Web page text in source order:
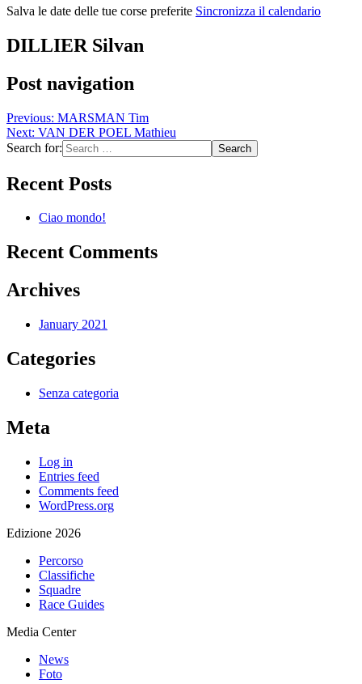
Salva le date delle tue corse preferite Sincronizza il calendario
DILLIER Silvan
Post navigation
Previous: MARSMAN Tim
Next: VAN DER POEL Mathieu
Search for:
Recent Posts
Ciao mondo!
Recent Comments
Archives
January 2021
Categories
Senza categoria
Meta
Log in
Entries feed
Comments feed
WordPress.org
Edizione 2026
Percorso
Classifiche
Squadre
Race Guides
Media Center
News
Foto